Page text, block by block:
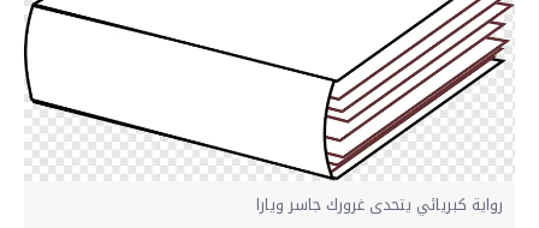
رواية كبريائي يتحدى غرورك جاسر ويارا